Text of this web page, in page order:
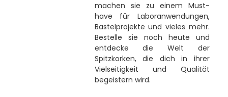
machen sie zu einem Must-
have für Laboranwendungen,
Bastelprojekte und vieles mehr.
Bestelle sie noch heute und
entdecke die Welt der
Spitzkorken, die dich in ihrer
Vielseitigkeit und Qualität
begeistern wird.